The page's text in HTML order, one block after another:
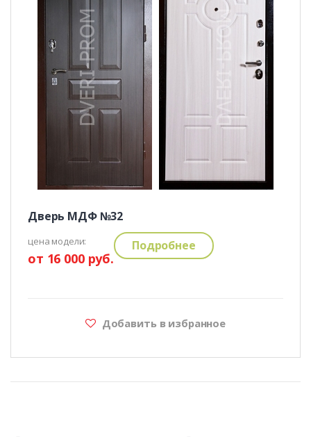
Дверь МДФ №32
цена модели:
от 16 000 руб.
Подробнее
Добавить в избранное